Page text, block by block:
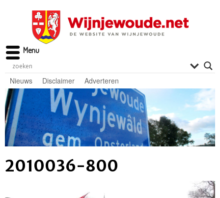
Nieuws Disclaimer Adverteren
2010036-800
Menu